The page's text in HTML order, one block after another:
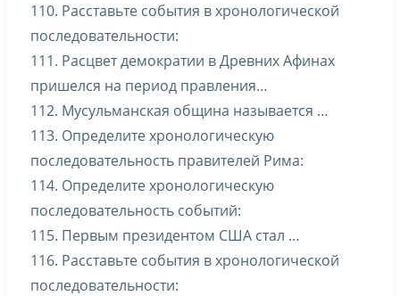
110. Расставьте события в хронологической
последовательности:
111. Расцвет демократии в Древних Афинах
пришелся на период правления…
112. Мусульманская община называется …
113. Определите хронологическую
последовательность правителей Рима:
114. Определите хронологическую
последовательность событий:
115. Первым президентом США стал …
116. Расставьте события в хронологической
последовательности: